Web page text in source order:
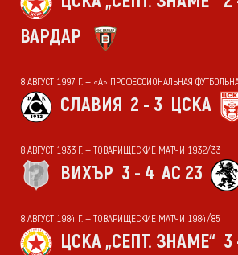
ВАРДАР
8 АВГУСТ 1997 Г. — «А» ПРОФЕССИОНАЛЬНАЯ
СЛАВИЯ 2 - 3 ЦСКА
8 АВГУСТ 1933 Г. — ТОВАРИЩЕСКИЕ МАТЧИ 1932/33
ВИХЪР 3 - 4 АС 23
8 АВГУСТ 1984 Г. — ТОВАРИЩЕСКИЕ МАТЧИ 1984/85
ЦСКА „СЕПТ. ЗНАМЕ“ 3